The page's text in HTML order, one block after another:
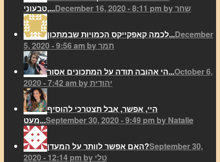
טבעוני,...
December 16, 2020 - 8:11 pm by שחר
לכמה קאפקייקס הכמויות שבמתכון...December
5, 2020 - 9:56 am by תמר
הי אהובה תודה על המתכונים אסור...October 6,
2020 - 7:42 am by יהודית
היי, אפשר, אבל תצטרכי להוסיף
מעט...September 30, 2020 - 9:49 pm by Natalie
האם אפשר לוותר על המעדן?September 30,
2020 - 12:14 pm by טלי